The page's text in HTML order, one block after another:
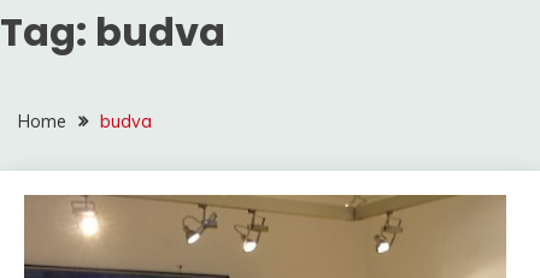
Tag: budva
Home budva